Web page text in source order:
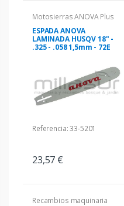
Motosierras ANOVA Plus
ESPADA ANOVA
LAMINADA HUSQV 18" -
.325 - .058 1,5mm - 72E
Referencia: 33-5201
23,57 €
Recambios maquinaria